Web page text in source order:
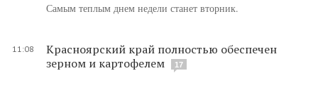
Самым теплым днем недели станет вторник.
11:08
Красноярский край полностью обеспечен
зерном и картофелем
17